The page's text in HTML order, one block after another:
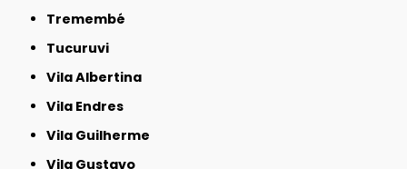
Tremembé
Tucuruvi
Vila Albertina
Vila Endres
Vila Guilherme
Vila Gustavo